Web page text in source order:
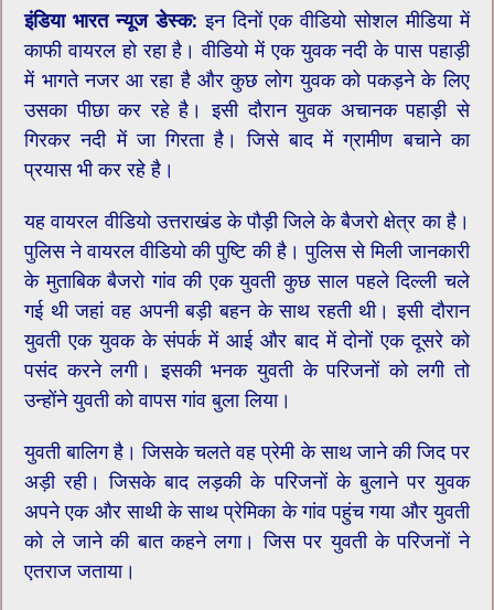
इंडिया भारत न्यूज डेस्क: इन दिनों एक वीडियो सोशल मीडिया में
काफी वायरल हो रहा है। वीडियो में एक युवक नदी के पास पहाड़ी
में भागते नजर आ रहा है और कुछ लोग युवक को पकड़ने के लिए
उसका पीछा कर रहे है। इसी दौरान युवक अचानक पहाड़ी से
गिरकर नदी में जा गिरता है। जिसे बाद में ग्रामीण बचाने का
प्रयास भी कर रहे है।
यह वायरल वीडियो उत्तराखंड के पौड़ी जिले के बैजरो क्षेत्र का है।
पुलिस ने वायरल वीडियो की पुष्टि की है। पुलिस से मिली जानकारी
के मुताबिक बैजरो गांव की एक युवती कुछ साल पहले दिल्ली चले
गई थी जहां वह अपनी बड़ी बहन के साथ रहती थी। इसी दौरान
युवती एक युवक के संपर्क में आई और बाद में दोनों एक दूसरे को
पसंद करने लगी। इसकी भनक युवती के परिजनों को लगी तो
उन्होंने युवती को वापस गांव बुला लिया।
युवती बालिग है। जिसके चलते वह प्रेमी के साथ जाने की जिद पर
अड़ी रही। जिसके बाद लड़की के परिजनों के बुलाने पर युवक
अपने एक और साथी के साथ प्रेमिका के गांव पहुंच गया और युवती
को ले जाने की बात कहने लगा। जिस पर युवती के परिजनों ने
एतराज जताया।